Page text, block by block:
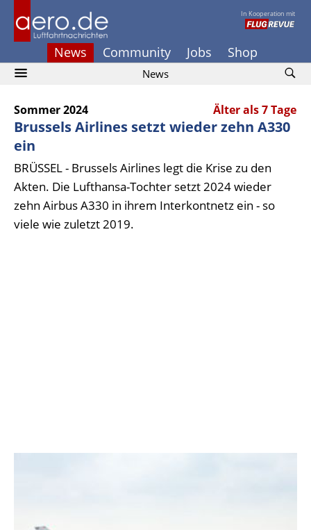
In Kooperation mit
News Community Jobs Shop
News
Sommer 2024 Älter als 7 Tage
Brussels Airlines setzt wieder zehn A330
ein
BRÜSSEL - Brussels Airlines legt die Krise zu den
Akten. Die Lufthansa-Tochter setzt 2024 wieder
zehn Airbus A330 in ihrem Interkontnetz ein - so
viele wie zuletzt 2019.